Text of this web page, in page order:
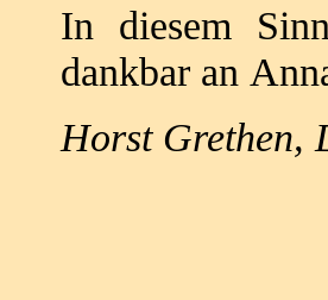
In diesem
dankbar an
Horst Grethen,